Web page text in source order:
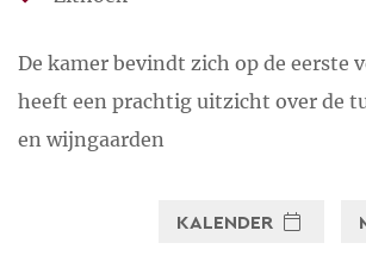
De kamer bevindt zich op de eerste
heeft een prachtig uitzicht over de
en wijngaarden
KALENDER